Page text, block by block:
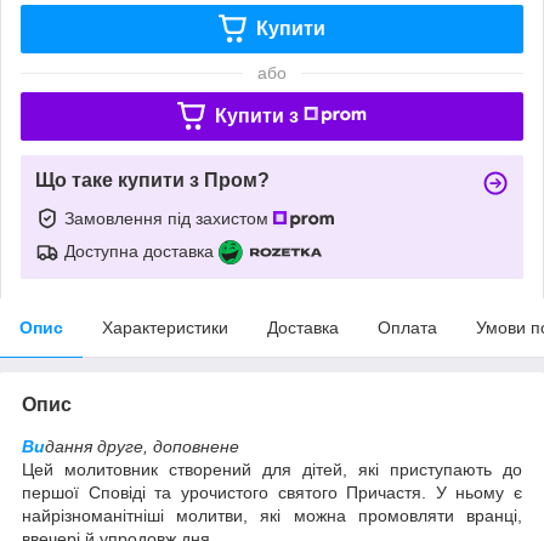
Купити
або
Купити з
Що таке купити з Пром?
Замовлення під захистом
Доступна доставка
Опис Характеристики Доставка Оплата Умови
Опис
Видання друге, доповнене
Цей молитовник створений для дітей, які приступають до
першої Сповіді та урочистого святого Причастя. У ньому є
найрізноманітніші молитви, які можна промовляти вранці,